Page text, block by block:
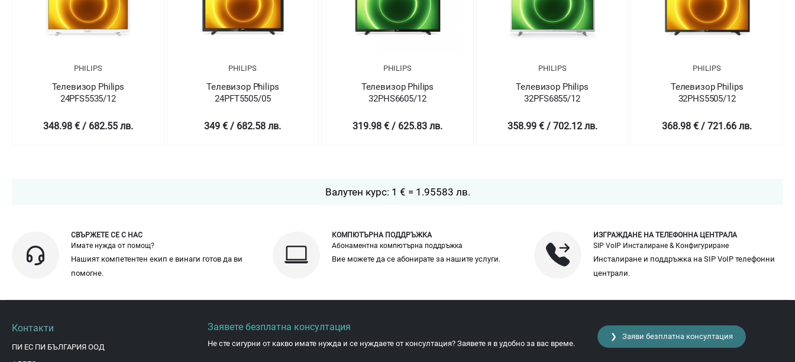
PHILIPS
Телевизор Philips
24PFS5535/12
348.98 € / 682.55 лв.
PHILIPS
Телевизор Philips
24PFT5505/05
349 € / 682.58 лв.
PHILIPS
Телевизор Philips
32PHS6605/12
319.98 € / 625.83 лв.
PHILIPS
Телевизор Philips
32PFS6855/12
358.99 € / 702.12 лв.
PHILIPS
Телевизор Philips
32PHS5505/12
368.98 € / 721.66 лв.
Валутен курс: 1 € = 1.95583 лв.
СВЪРЖЕТЕ СЕ С НАС
Имате нужда от помощ?
Нашият компетентен екип е винаги готов да ви
помогне.
КОМПЮТЪРНА ПОДДРЪЖКА
Абонаментна компютърна поддръжка
Вие можете да се абонирате за нашите услуги.
ИЗГРАЖДАНЕ НА ТЕЛЕФОННА ЦЕНТРАЛА
SIP VoIP Инсталиране & Конфигуриране
Инсталиране и поддръжка на SIP VoIP телефонни
централи.
Контакти
ПИ ЕС ПИ БЪЛГАРИЯ ООД
Заявете безплатна консултация
Не сте сигурни от какво имате нужда и се нуждаете от консултация? Заявете я в удобно за вас време.
❯ Заяви безплатна консултация